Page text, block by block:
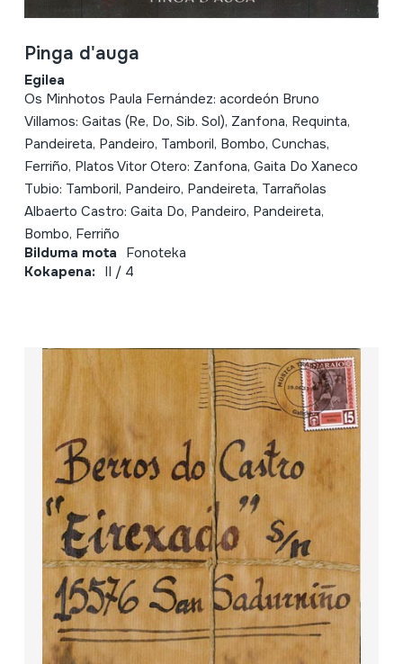
Pinga d'auga
Egilea
Os Minhotos Paula Fernández: acordeón Bruno
Villamos: Gaitas (Re, Do, Sib. Sol), Zanfona, Requinta,
Pandeireta, Pandeiro, Tamboril, Bombo, Cunchas,
Ferriño, Platos Vitor Otero: Zanfona, Gaita Do Xaneco
Tubio: Tamboril, Pandeiro, Pandeireta, Tarrañolas
Albaerto Castro: Gaita Do, Pandeiro, Pandeireta,
Bombo, Ferriño
Bilduma mota Fonoteka
Kokapena: II / 4